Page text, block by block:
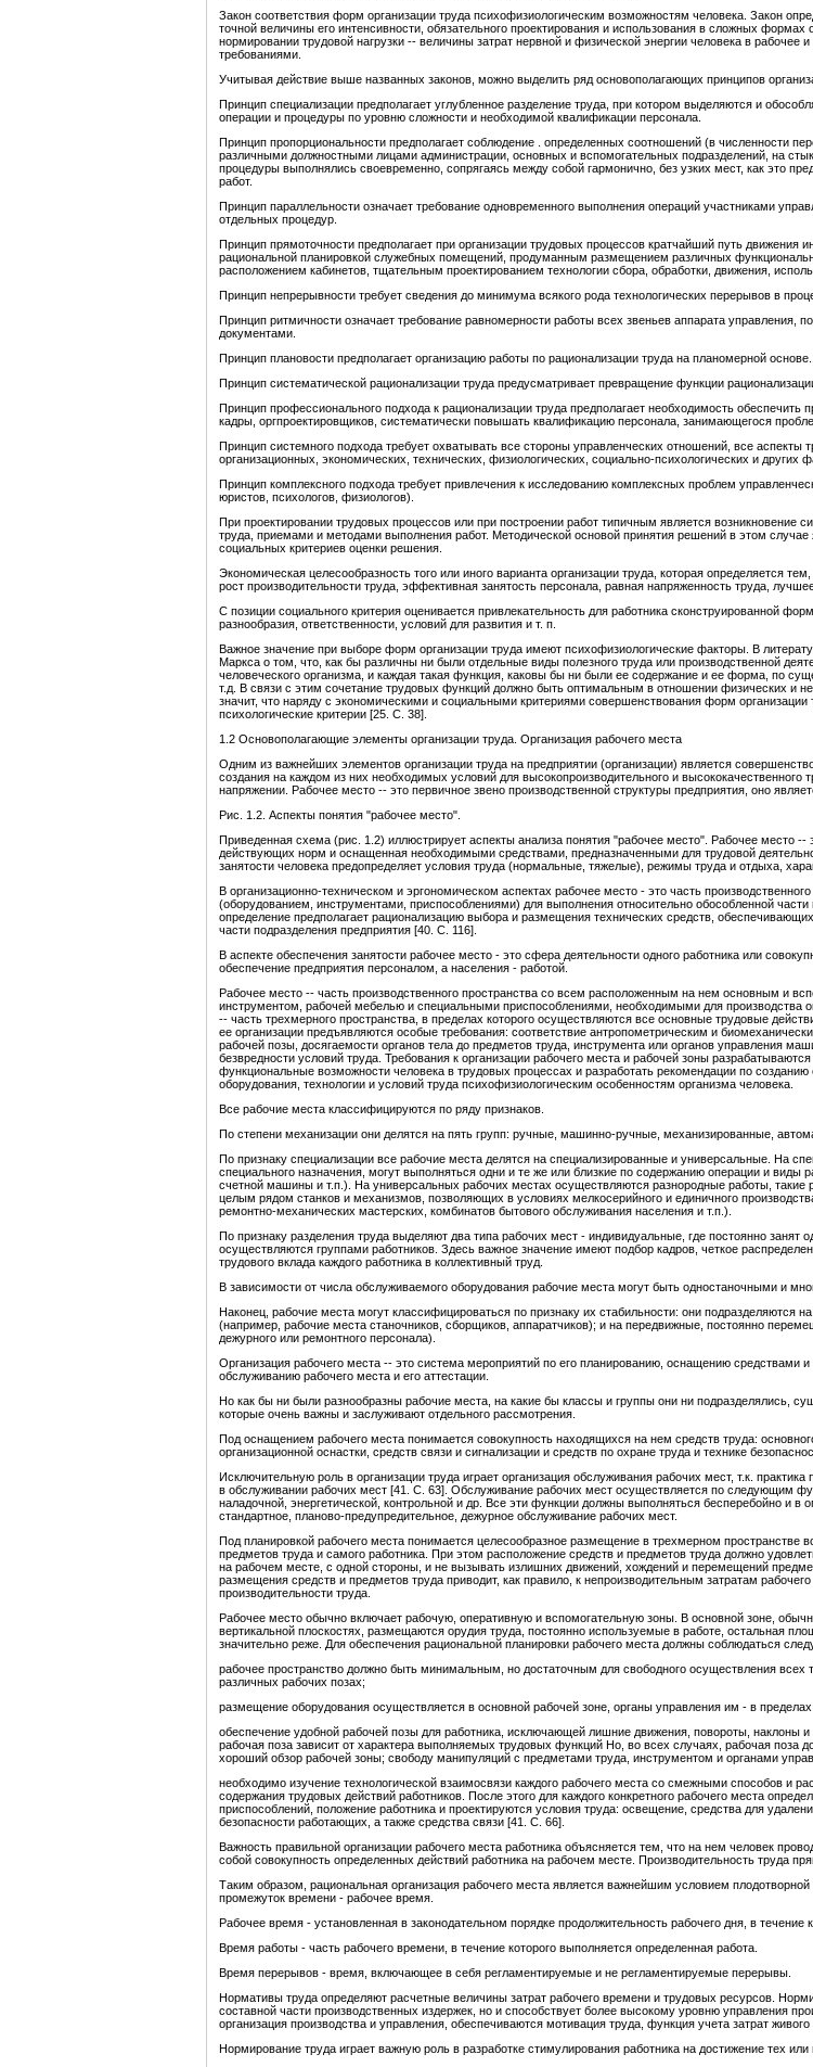
Закон соответствия форм организации труда психофизиологическим возможностям человека. Закон
точной величины его интенсивности, обязательного проектирования и использования в сложных
нормировании трудовой нагрузки -- величины затрат нервной и физической энергии человека в рабочее
требованиями.
Учитывая действие выше названных законов, можно выделить ряд основополагающих принципов
Принцип специализации предполагает углубленное разделение труда, при котором выделяются и
операции и процедуры по уровню сложности и необходимой квалификации персонала.
Принцип пропорциональности предполагает соблюдение . определенных соотношений (в численности
различными должностными лицами администрации, основных и вспомогательных подразделений, на
процедуры выполнялись своевременно, сопрягаясь между собой гармонично, без узких мест, как это
работ.
Принцип параллельности означает требование одновременного выполнения операций участниками
отдельных процедур.
Принцип прямоточности предполагает при организации трудовых процессов кратчайший путь
рациональной планировкой служебных помещений, продуманным размещением различных
расположением кабинетов, тщательным проектированием технологии сбора, обработки, движения,
Принцип непрерывности требует сведения до минимума всякого рода технологических перерывов в
Принцип ритмичности означает требование равномерности работы всех звеньев аппарата управления,
документами.
Принцип плановости предполагает организацию работы по рационализации труда на планомерной основе.
Принцип систематической рационализации труда предусматривает превращение функции
Принцип профессионального подхода к рационализации труда предполагает необходимость
кадры, оргпроектировщиков, систематически повышать квалификацию персонала, занимающегося
Принцип системного подхода требует охватывать все стороны управленческих отношений, все аспекты
организационных, экономических, технических, физиологических, социально-психологических и других
Принцип комплексного подхода требует привлечения к исследованию комплексных проблем
юристов, психологов, физиологов).
При проектировании трудовых процессов или при построении работ типичным является
труда, приемами и методами выполнения работ. Методической основой принятия решений в этом
социальных критериев оценки решения.
Экономическая целесообразность того или иного варианта организации труда, которая определяется
рост производительности труда, эффективная занятость персонала, равная напряженность труда,
С позиции социального критерия оценивается привлекательность для работника сконструированной
разнообразия, ответственности, условий для развития и т. п.
Важное значение при выборе форм организации труда имеют психофизиологические факторы. В
Маркса о том, что, как бы различны ни были отдельные виды полезного труда или производственной
человеческого организма, и каждая такая функция, каковы бы ни были ее содержание и ее форма, по
т.д. В связи с этим сочетание трудовых функций должно быть оптимальным в отношении физических и
значит, что наряду с экономическими и социальными критериями совершенствования форм
психологические критерии [25. C. 38].
1.2 Основополагающие элементы организации труда. Организация рабочего места
Одним из важнейших элементов организации труда на предприятии (организации) является
создания на каждом из них необходимых условий для высокопроизводительного и
напряжении. Рабочее место -- это первичное звено производственной структуры предприятия, оно
Рис. 1.2. Аспекты понятия "рабочее место".
Приведенная схема (рис. 1.2) иллюстрирует аспекты анализа понятия "рабочее место". Рабочее место
действующих норм и оснащенная необходимыми средствами, предназначенными для трудовой
занятости человека предопределяет условия труда (нормальные, тяжелые), режимы труда и отдыха,
В организационно-техническом и эргономическом аспектах рабочее место - это часть
(оборудованием, инструментами, приспособлениями) для выполнения относительно обособленной
определение предполагает рационализацию выбора и размещения технических средств,
части подразделения предприятия [40. C. 116].
В аспекте обеспечения занятости рабочее место - это сфера деятельности одного работника или
обеспечение предприятия персоналом, а населения - работой.
Рабочее место -- часть производственного пространства со всем расположенным на нем основным и
инструментом, рабочей мебелью и специальными приспособлениями, необходимыми для производства
-- часть трехмерного пространства, в пределах которого осуществляются все основные трудовые
ее организации предъявляются особые требования: соответствие антропометрическим и
рабочей позы, досягаемости органов тела до предметов труда, инструмента или органов управления
безвредности условий труда. Требования к организации рабочего места и рабочей зоны
функциональные возможности человека в трудовых процессах и разработать рекомендации по
оборудования, технологии и условий труда психофизиологическим особенностям организма человека.
Все рабочие места классифицируются по ряду признаков.
По степени механизации они делятся на пять групп: ручные, машинно-ручные, механизированные,
По признаку специализации все рабочие места делятся на специализированные и универсальные. На
специального назначения, могут выполняться одни и те же или близкие по содержанию операции и
счетной машины и т.п.). На универсальных рабочих местах осуществляются разнородные работы,
целым рядом станков и механизмов, позволяющих в условиях мелкосерийного и единичного
ремонтно-механических мастерских, комбинатов бытового обслуживания населения и т.п.).
По признаку разделения труда выделяют два типа рабочих мест - индивидуальные, где постоянно занят
осуществляются группами работников. Здесь важное значение имеют подбор кадров, четкое
трудового вклада каждого работника в коллективный труд.
В зависимости от числа обслуживаемого оборудования рабочие места могут быть одностаночными и
Наконец, рабочие места могут классифицироваться по признаку их стабильности: они
(например, рабочие места станочников, сборщиков, аппаратчиков); и на передвижные, постоянно
дежурного или ремонтного персонала).
Организация рабочего места -- это система мероприятий по его планированию, оснащению средствами
обслуживанию рабочего места и его аттестации.
Но как бы ни были разнообразны рабочие места, на какие бы классы и группы они ни подразделялись,
которые очень важны и заслуживают отдельного рассмотрения.
Под оснащением рабочего места понимается совокупность находящихся на нем средств труда:
организационной оснастки, средств связи и сигнализации и средств по охране труда и технике
Исключительную роль в организации труда играет организация обслуживания рабочих мест, т.к.
в обслуживании рабочих мест [41. C. 63]. Обслуживание рабочих мест осуществляется по следующим
наладочной, энергетической, контрольной и др. Все эти функции должны выполняться бесперебойно и
стандартное, планово-предупредительное, дежурное обслуживание рабочих мест.
Под планировкой рабочего места понимается целесообразное размещение в трехмерном пространстве
предметов труда и самого работника. При этом расположение средств и предметов труда должно
на рабочем месте, с одной стороны, и не вызывать излишних движений, хождений и перемещений
размещения средств и предметов труда приводит, как правило, к непроизводительным затратам
производительности труда.
Рабочее место обычно включает рабочую, оперативную и вспомогательную зоны. В основной зоне,
вертикальной плоскостях, размещаются орудия труда, постоянно используемые в работе, остальная
значительно реже. Для обеспечения рациональной планировки рабочего места должны соблюдаться
рабочее пространство должно быть минимальным, но достаточным для свободного осуществления всех
различных рабочих позах;
размещение оборудования осуществляется в основной рабочей зоне, органы управления им - в пределах
обеспечение удобной рабочей позы для работника, исключающей лишние движения, повороты, наклоны
рабочая поза зависит от характера выполняемых трудовых функций Но, во всех случаях, рабочая поза
хороший обзор рабочей зоны; свободу манипуляций с предметами труда, инструментом и органами
необходимо изучение технологической взаимосвязи каждого рабочего места со смежными способов и
содержания трудовых действий работников. После этого для каждого конкретного рабочего места
приспособлений, положение работника и проектируются условия труда: освещение, средства для
безопасности работающих, а также средства связи [41. C. 66].
Важность правильной организации рабочего места работника объясняется тем, что на нем человек
собой совокупность определенных действий работника на рабочем месте. Производительность труда
Таким образом, рациональная организация рабочего места является важнейшим условием
промежуток времени - рабочее время.
Рабочее время - установленная в законодательном порядке продолжительность рабочего дня, в течение
Время работы - часть рабочего времени, в течение которого выполняется определенная работа.
Время перерывов - время, включающее в себя регламентируемые и не регламентируемые перерывы.
Нормативы труда определяют расчетные величины затрат рабочего времени и трудовых ресурсов.
составной части производственных издержек, но и способствует более высокому уровню управления
организация производства и управления, обеспечиваются мотивация труда, функция учета затрат живого
Нормирование труда играет важную роль в разработке стимулирования работника на достижение тех